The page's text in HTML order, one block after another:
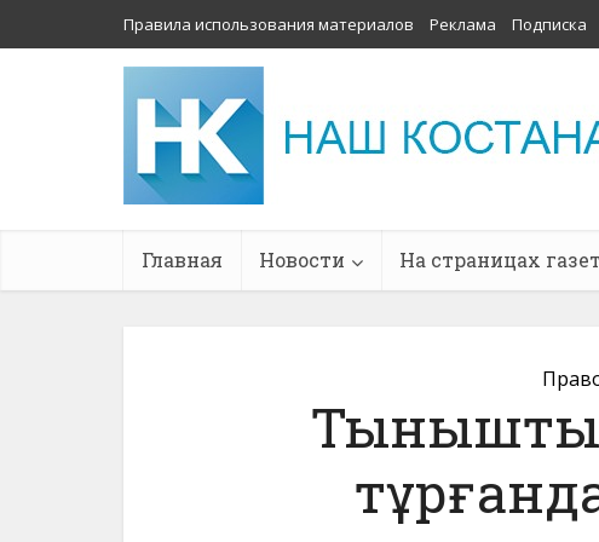
Правила использования материалов Реклама Подписка
Главная Новости На страницах